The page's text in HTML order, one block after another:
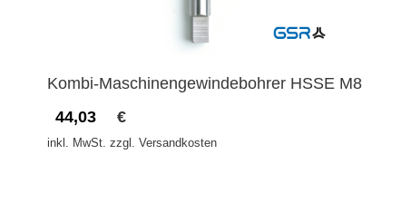
Kombi-Maschinengewindebohrer HSSE M8
44,03
€
inkl. MwSt. zzgl. Versandkosten